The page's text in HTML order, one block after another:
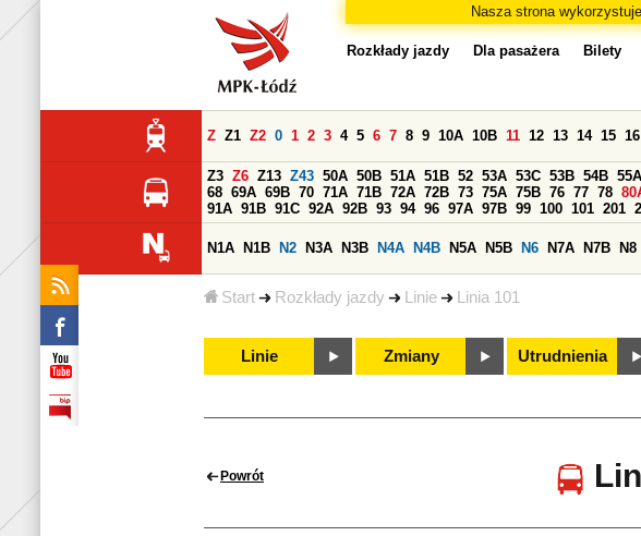
Nasza strona
Start Rozkłady jazdy Linie Linia 101
Rozkłady jazdy Dla pasażera Bilety
Z Z1 Z2 0 1 2 3 4 5 6 7 8 9 10A 10B 11 12 13 14 15 16
Z3 Z6 Z13 Z43 50A 50B 51A 51B 52 53A 53C 53B 54B 55A
68 69A 69B 70 71A 71B 72A 72B 73 75A 75B 76 77 78
91A 91B 91C 92A 92B 93 94 96 97A 97B 99 100 101 201
N1A N1B N2 N3A N3B N4A N4B N5A N5B N6 N7A N7B N8
Linie Zmiany Utrudnienia
Powrót